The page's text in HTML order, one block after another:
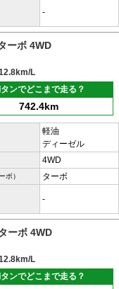
-
ーボ 4WD
L
ンでどこまで走る？
742.4km
軽油
ディーゼル
4WD
ボ） ターボ
-
ーボ 4WD
L
ンでどこまで走る？